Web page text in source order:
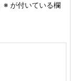
※ が付いている欄